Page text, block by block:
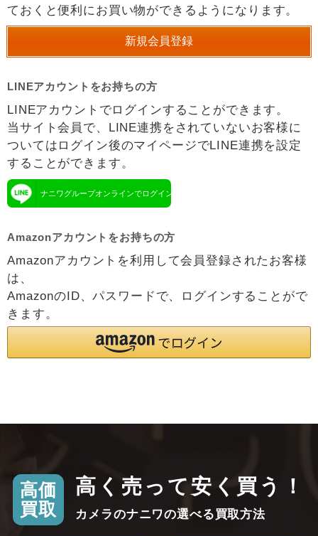
ておくと便利にお買い物ができるようになります。
LINEアカウントをお持ちの方
LINEアカウントでログインすることができます。
当サイト会員で、LINE連携をされていないお客様に
ついてはログイン後のマイページでLINE連携を設定
することができます。
ナニワグループオンラインでログイン
Amazonアカウントをお持ちの方
Amazonアカウントを利用して会員登録されたお客様
は、
AmazonのID、パスワードで、ログインすることがで
きます。
高価
買取
高く売って安く買う！
カメラのナニワの選べる買取方法